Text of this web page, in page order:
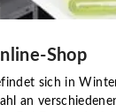
Shop
sich in
an